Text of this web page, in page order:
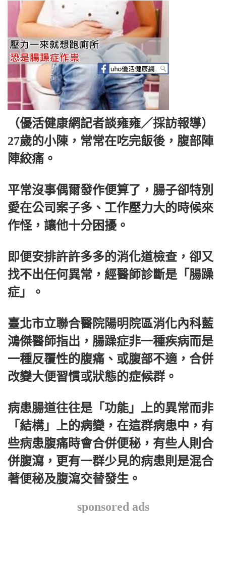
（優活健康網記者談雍雍／採訪報導）
27歲的小陳，常常在吃完飯後，腹部陣
陣絞痛。
平常沒事偶爾發作便算了，腸子卻特別
愛在公司案子多、工作壓力大的時候來
作怪，讓他十分困擾。
即便安排許許多多的消化道檢查，卻又
找不出任何異常，經醫師診斷是「腸躁
症」。
臺北市立聯合醫院陽明院區消化內科藍
鴻傑醫師指出，腸躁症非一種疾病而是
一種反覆性的腹痛、或腹部不適，合併
改變大便習慣或狀態的症候群。
病患腸道往往是「功能」上的異常而非
「結構」上的病變，在這群病患中，有
些病患腹痛時會合併便秘，有些人則合
併腹瀉，更有一群少見的病患則是混合
著便秘及腹瀉交替發生。
sponsored ads